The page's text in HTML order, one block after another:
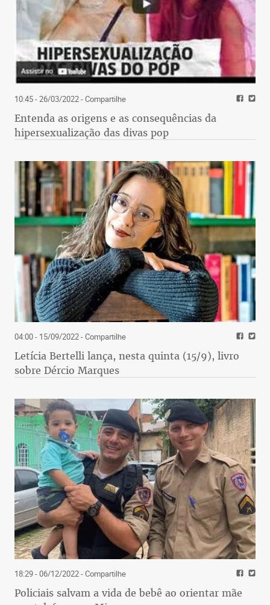
10:45 - 26/03/2022- Compartilhe
Entenda as origens e as consequências da
hipersexualização das divas pop
04:00 - 15/09/2022- Compartilhe
Letícia Bertelli lança, nesta quinta (15/9), livro
sobre Dércio Marques
18:29 - 06/12/2022- Compartilhe
Policiais salvam a vida de bebê ao orientar mãe